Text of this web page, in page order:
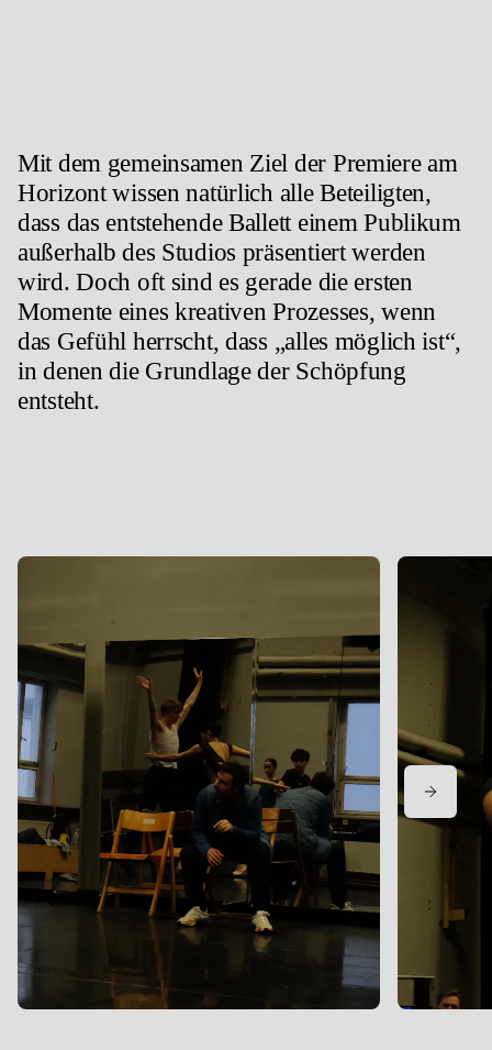
Mit dem gemeinsamen Ziel der Premiere am
Horizont wissen natürlich alle Beteiligten,
dass das entstehende Ballett einem Publikum
außerhalb des Studios präsentiert werden
wird. Doch oft sind es gerade die ersten
Momente eines kreativen Prozesses, wenn
das Gefühl herrscht, dass „alles möglich ist“,
in denen die Grundlage der Schöpfung
entsteht.